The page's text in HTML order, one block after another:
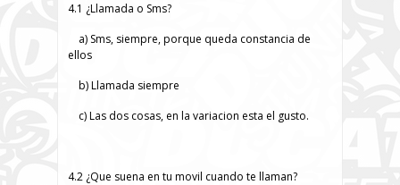
4.1 ¿Llamada o Sms?
a) Sms, siempre, porque queda constancia de
ellos
b) Llamada siempre
c) Las dos cosas, en la variacion esta el gusto.
4.2 ¿Que suena en tu movil cuando te llaman?